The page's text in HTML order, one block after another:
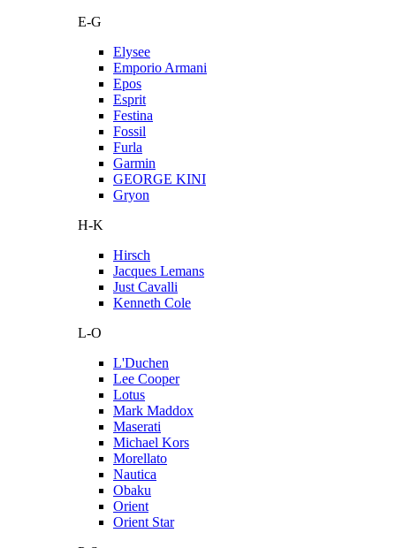
E-G
Elysee
Emporio Armani
Epos
Esprit
Festina
Fossil
Furla
Garmin
GEORGE KINI
Gryon
H-K
Hirsch
Jacques Lemans
Just Cavalli
Kenneth Cole
L-O
L'Duchen
Lee Cooper
Lotus
Mark Maddox
Maserati
Michael Kors
Morellato
Nautica
Obaku
Orient
Orient Star